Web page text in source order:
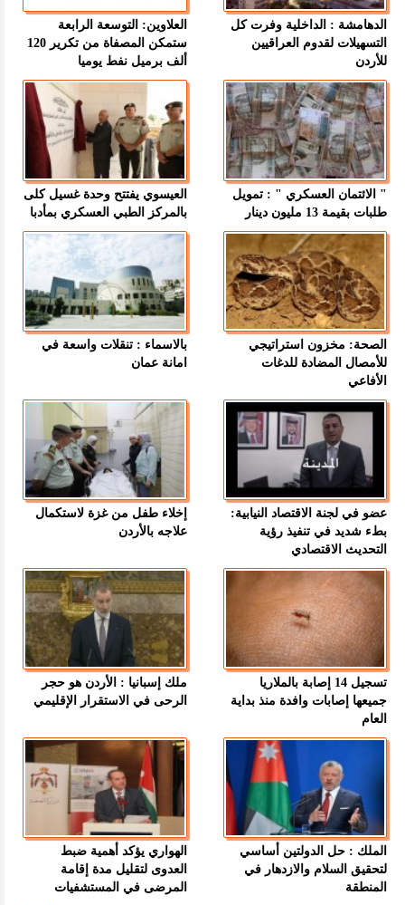
الدهامشة : الداخلية وفرت كل
التسهيلات لقدوم العراقيين
للأردن
العلاوين: التوسعة الرابعة
ستمكن المصفاة من تكرير 120
ألف برميل نفط يوميا
" الائتمان العسكري " : تمويل
طلبات بقيمة 13 مليون دينار
العيسوي يفتتح وحدة غسيل كلى
بالمركز الطبي العسكري بمأدبا
الصحة: مخزون استراتيجي
للأمصال المضادة للدغات
الأفاعي
بالاسماء : تنقلات واسعة في
امانة عمان
عضو في لجنة الاقتصاد النيابية:
بطء شديد في تنفيذ رؤية
التحديث الاقتصادي
إخلاء طفل من غزة لاستكمال
علاجه بالأردن
تسجيل 14 إصابة بالملاريا
جميعها إصابات وافدة منذ بداية
العام
ملك إسبانيا : الأردن هو حجر
الرحى في الاستقرار الإقليمي
الملك : حل الدولتين أساسي
لتحقيق السلام والازدهار في
المنطقة
الهواري يؤكد أهمية ضبط
العدوى لتقليل مدة إقامة
المرضى في المستشفيات